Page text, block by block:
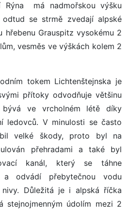
má nadmořskou výšku
se strmě zvedají alpské
hřebenu Grauspitz vysokému 2
vesměs ve výškách kolem 2
tokem Lichtenštejnska je
přítoky odvodňuje většinu
bývá ve vrcholném létě díky
ledovců. V minulosti se často
velké škody, proto byl na
přehradami a také byl
kanál, který se táhne
a odvádí přebytečnou vodu
Důležitá je i alpská říčka
stejnojmenným údolím mezi 2